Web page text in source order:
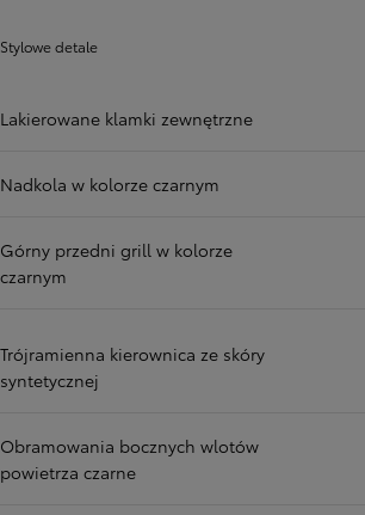
Stylowe detale
Lakierowane klamki zewnętrzne
Nadkola w kolorze czarnym
Górny przedni grill w kolorze
czarnym
Trójramienna kierownica ze skóry
syntetycznej
Obramowania bocznych wlotów
powietrza czarne